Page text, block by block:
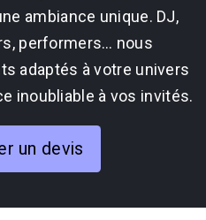
ambiance unique. DJ,
performers… nous
adaptés à votre univers
inoubliable à vos invités.
un devis